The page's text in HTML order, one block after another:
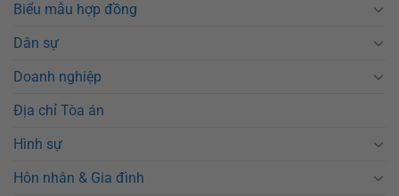
Biểu mẫu hợp đồng
Dân sự
Doanh nghiệp
Địa chỉ Tòa án
Hình sự
Hôn nhân & Gia đình